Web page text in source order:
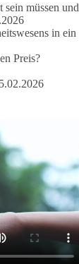
sein müssen und
in ein
Preis?